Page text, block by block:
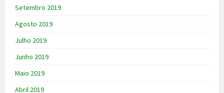
Setembro 2019
Agosto 2019
Julho 2019
Junho 2019
Maio 2019
Abril 2019